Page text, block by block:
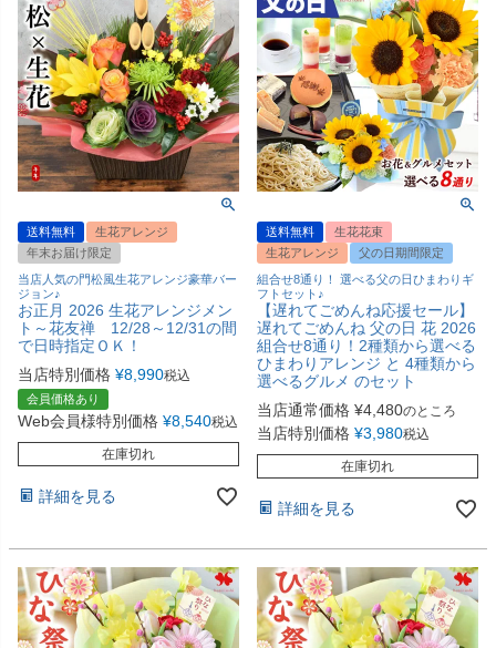
送料無料
生花アレンジ
年末お届け限定
当店人気の門松風生花アレンジ豪華バー
ジョン♪
お正月 2026 生花アレンジメン
ト～花友禅 12/28～12/31の間
で日時指定ＯＫ！
当店特別価格 ¥8,990税込
会員価格あり
Web会員様特別価格 ¥8,540税込
在庫切れ
詳細を見る
送料無料
生花花束
生花アレンジ
父の日期間限定
組合せ8通り！ 選べる父の日ひまわりギ
フトセット♪
【遅れてごめんね応援セール】
遅れてごめんね 父の日 花 2026
組合せ8通り！2種類から選べる
ひまわりアレンジ と 4種類から
選べるグルメ のセット
当店通常価格 ¥4,480のところ
当店特別価格 ¥3,980税込
在庫切れ
詳細を見る